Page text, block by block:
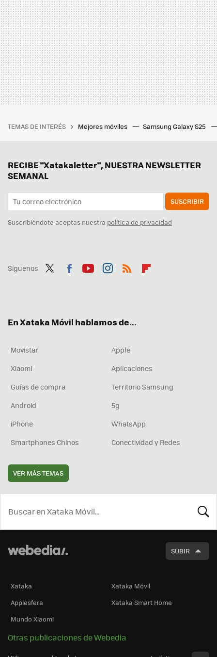
TEMAS DE INTERÉS Mejores móviles Samsung Galaxy S25
RECIBE "Xatakaletter", NUESTRA NEWSLETTER
SEMANAL
SUSCRIBIR
Suscribiéndote aceptas nuestra política de privacidad
Síguenos
En Xataka Móvil hablamos de...
Movistar
Apple
Xiaomi
Aplicaciones
Guías de compra
Territorio Samsung
Android
5g
iPhone
WhatsApp
Smartphones Chinos
Conectividad y Redes
VER MÁS TEMAS
SUBIR
Xataka
Xataka Móvil
Applesfera
Xataka Smart Home
Mundo Xiaomi
Otras publicaciones de Webedia